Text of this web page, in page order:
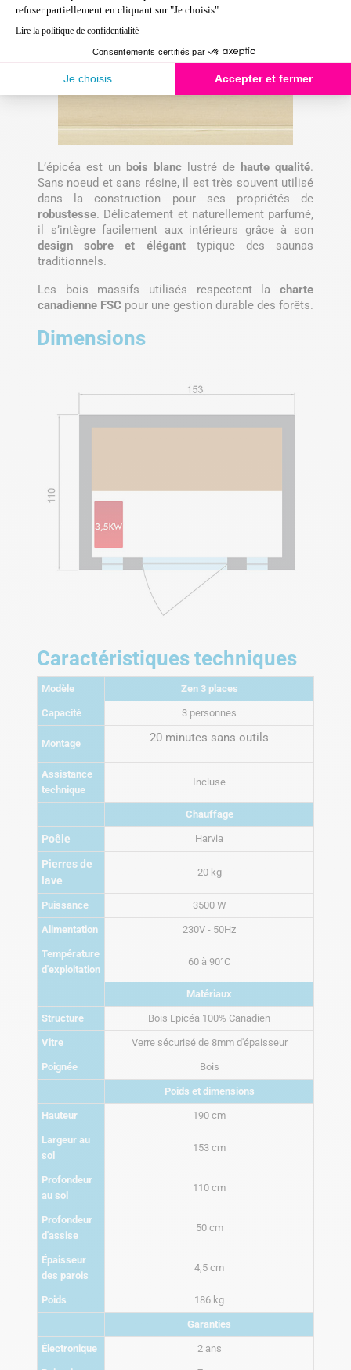
L’épicéa est un bois blanc lustré de haute qualité.
Sans noeud et sans résine, il est très souvent utilisé
dans la construction pour ses propriétés de
robustesse. Délicatement et naturellement parfumé,
il s’intègre facilement aux intérieurs grâce à son
design sobre et éléganttypique des saunas
traditionnels.
Les bois massifs utilisés respectent la charte
canadienne FSC pour une gestion durable des forêts.
Dimensions
Caractéristiques techniques
Modèle Zen 3 places
Capacité 3 personnes
Montage 20 minutes sans outils
Assistance
technique
Incluse
Chauffage
Poêle Harvia
Pierres de
lave
20 kg
Puissance 3500 W
Alimentation 230V - 50Hz
Température
d'exploitation
60 à 90°C
Matériaux
Structure Bois Epicéa 100% Canadien
Vitre Verre sécurisé de 8mm d'épaisseur
Poignée Bois
Poids et dimensions
Hauteur 190 cm
Largeur au
sol
153 cm
Profondeur
au sol
110 cm
Profondeur
d'assise
50 cm
Épaisseur
des parois
4,5 cm
Poids 186 kg
Garanties
Électronique 2 ans